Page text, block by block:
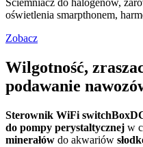
Ściemniacz do halogenów,
oświetlenia smarpthonem,
Zobacz
Wilgotność,
podawanie
Sterownik WiFi
do pompy perystaltycznej w
minerałów do akwariów